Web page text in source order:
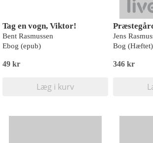
Tag en vogn, Viktor!
Bent Rasmussen
Ebog (epub)
49 kr
Læg i kurv
Jens
Bog (Hæftet)
346 kr